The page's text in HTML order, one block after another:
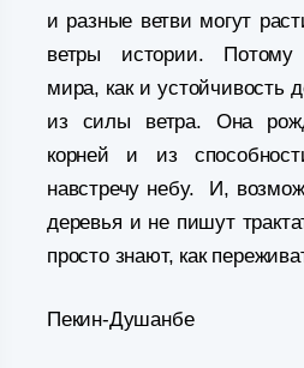
и разные ветви могут
ветры истории. Потому
мира, как и устойчивость
из силы ветра. Она
корней и из
навстречу небу. И,
деревья и не пишут
просто знают, как
Пекин-Душанбе